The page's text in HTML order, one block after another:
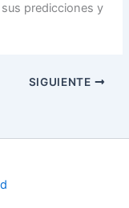
predicciones y
SIGUIENTE